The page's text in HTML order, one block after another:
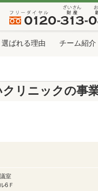
選ばれる理由 チーム紹介
リニックの事
室
6Ｆ